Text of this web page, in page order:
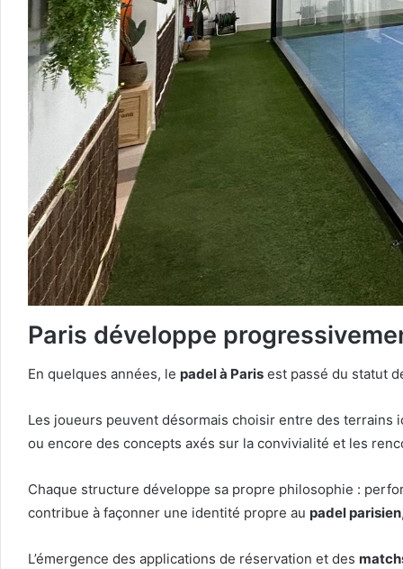
Paris développe
En quelques années, le padel à Paris est passé du statut
Les joueurs peuvent désormais choisir entre des
ou encore des concepts axés sur la convivialité et les
Chaque structure développe sa propre philosophie :
contribue à façonner une identité propre au padel parisien
L’émergence des applications de réservation et des